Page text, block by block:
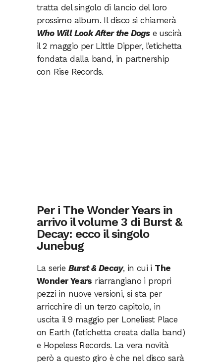
tratta del singolo di lancio del loro
prossimo album. Il disco si chiamerà
Who Will Look After the Dogse uscirà
il 2 maggio per Little Dipper, l’etichetta
fondata dalla band, in partnership
con Rise Records.
Per i The Wonder Years in
arrivo il volume 3 di Burst &
Decay: ecco il singolo
Junebug
La serie Burst & Decay, in cui i The
Wonder Years riarrangiano i propri
pezzi in nuove versioni, si sta per
arricchire di un terzo capitolo, in
uscita il 9 maggio per Loneliest Place
on Earth (l’etichetta creata dalla band)
e Hopeless Records. La vera novità
però a questo giro è che nel disco sarà